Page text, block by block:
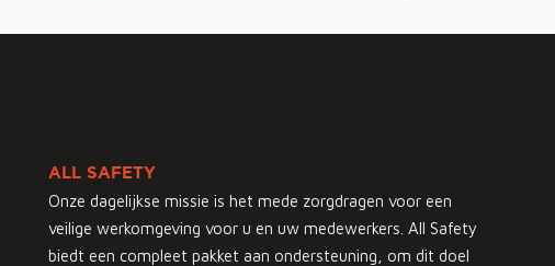
ALL SAFETY
Onze dagelijkse missie is het mede zorgdragen voor een
veilige werkomgeving voor u en uw medewerkers. All Safety
biedt een compleet pakket aan ondersteuning, om dit doel